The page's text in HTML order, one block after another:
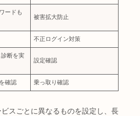
ードも
被害拡大防止
不正ログイン対策
断を実
設定確認
確認 乗っ取り確認
スごとに異なるものを設定し、長